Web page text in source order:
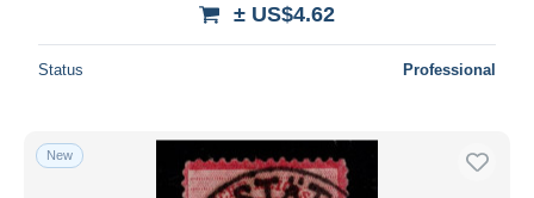
± US$4.62
Status Professional
New